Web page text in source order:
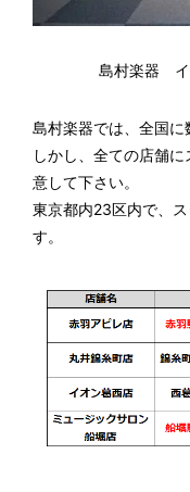
島村楽器 イ
島村楽器では、全国に
しかし、全ての店舗
意して下さい。
東京都内23区内で、
す。